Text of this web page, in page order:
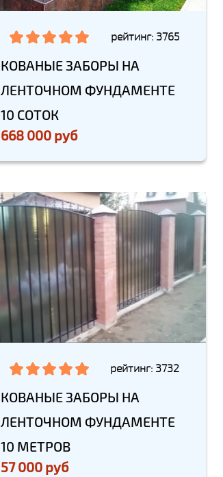
рейтинг: 3765
КОВАНЫЕ ЗАБОРЫ НА
ЛЕНТОЧНОМ ФУНДАМЕНТЕ
10 СОТОК
668 000 руб
рейтинг: 3732
КОВАНЫЕ ЗАБОРЫ НА
ЛЕНТОЧНОМ ФУНДАМЕНТЕ
10 МЕТРОВ
57 000 руб